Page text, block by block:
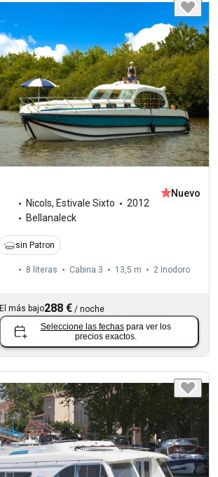
Nicols, Estivale Sixto
2012
Bellanaleck
Nuevo
sin Patron
8 literas Cabina 3 13,5 m 2 Inodoro
El más bajo288 € /noche
Seleccione las fechas para ver los
precios exactos.